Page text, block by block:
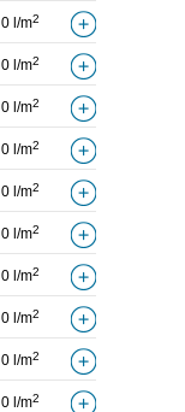
0 l/m2
0 l/m2
0 l/m2
0 l/m2
0 l/m2
0 l/m2
0 l/m2
0 l/m2
0 l/m2
0 l/m2